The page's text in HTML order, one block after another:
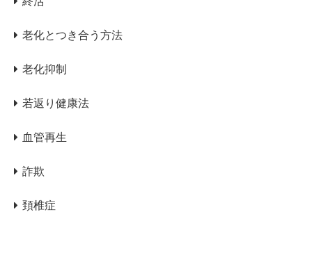
老化とつき合う方法
老化抑制
若返り健康法
血管再生
詐欺
頚椎症